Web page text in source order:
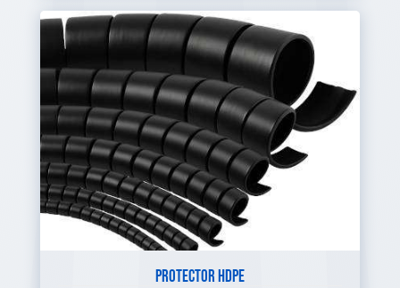
PROTECTOR HDPE